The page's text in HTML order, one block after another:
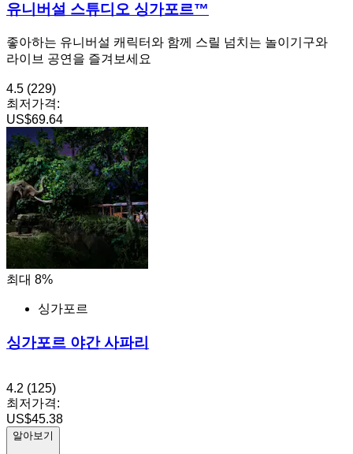
유니버설 스튜디오 싱가포르™
좋아하는 유니버설 캐릭터와 함께 스릴 넘치는 놀이기구와
라이브 공연을 즐겨보세요
4.5 (229)
최저가격:
US$69.64
최대 8%
싱가포르
싱가포르 야간 사파리
4.2 (125)
최저가격:
US$45.38
알아보기